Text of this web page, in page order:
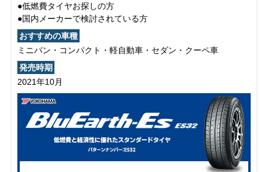
●低燃費タイヤお探しの方
●国内メーカーで検討されている方
おすすめの車種
ミニバン・コンパクト・軽自動車・セダン・クーペ車
発売時期
2021年10月